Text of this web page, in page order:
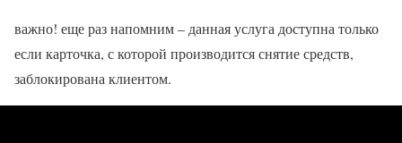
важно! еще раз напомним – данная услуга доступна только
если карточка, с которой производится снятие средств,
заблокирована клиентом.